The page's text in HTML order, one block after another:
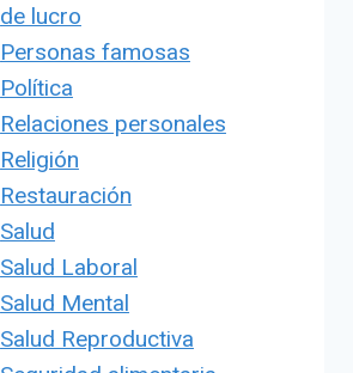
de lucro
Personas famosas
Política
Relaciones personales
Religión
Restauración
Salud
Salud Laboral
Salud Mental
Salud Reproductiva